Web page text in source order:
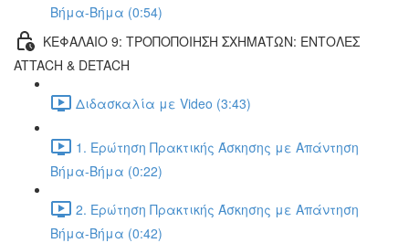
Βήμα-Βήμα (0:54)
ΚΕΦΑΛΑΙΟ 9: ΤΡΟΠΟΠΟΙΗΣΗ ΣΧΗΜΑΤΩΝ: ΕΝΤΟΛΕΣ
ATTACH & DETACH
Διδασκαλία με Video (3:43)
1. Ερώτηση Πρακτικής Άσκησης με Απάντηση
Βήμα-Βήμα (0:22)
2. Ερώτηση Πρακτικής Άσκησης με Απάντηση
Βήμα-Βήμα (0:42)